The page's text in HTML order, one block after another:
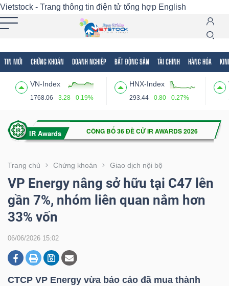
Vietstock - Trang thông tin điện tử tổng hợp English
TIN MỚI CHỨNG KHOÁN DOANH NGHIỆP BẤT ĐỘNG SẢN TÀI CHÍNH HÀNG HÓA
VN-Index
1768.06 3.28 0.19%
HNX-Index
293.44 0.80 0.27%
Trang chủ Chứng khoán Giao dịch nội bộ
VP Energy nâng sở hữu tại C47 lên
gần 7%, nhóm liên quan nắm hơn
33% vốn
06/06/2026 15:02
CTCP VP Energy vừa báo cáo đã mua thành
Tất cả Tính năng Ngành Mã chứng khoán
Tính
(-)
VIETSTOCK
CHỨNG
KHOÁN
DOANH
NGHIỆP